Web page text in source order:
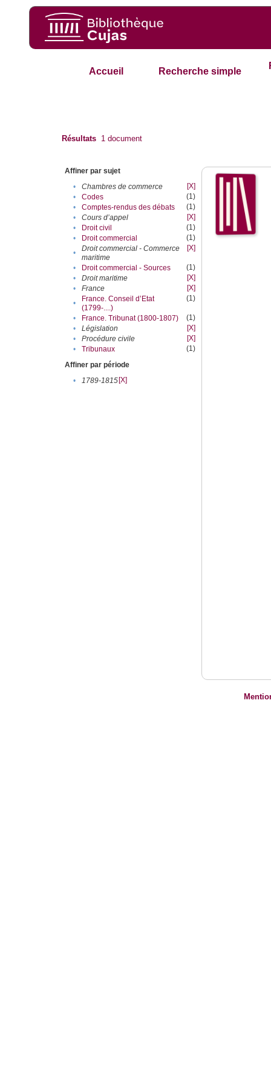
Accueil Recherche simple
Résultats 1 document
Affiner par sujet
•
Chambres de commerce
[X]
•
Codes
(1)
•
Comptes-rendus des débats
(1)
•
Cours d’appel
[X]
•
Droit civil
(1)
•
Droit commercial
(1)
•
Droit commercial - Commerce
maritime
[X]
• Droit commercial - Sources
(1)
•
Droit maritime
[X]
•
France
[X]
•
France. Conseil d’Etat
(1799-....)
(1)
• France. Tribunat (1800-1807)
(1)
•
Législation
[X]
•
Procédure civile
[X]
•
Tribunaux
(1)
Affiner par période
•
1789-1815[X]